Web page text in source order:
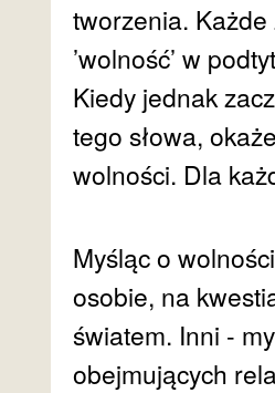
tworzenia.
’wolność’ w
Kiedy jednak
tego słowa,
wolności. Dla
Myśląc o
osobie, na
światem. Inni -
obejmujących